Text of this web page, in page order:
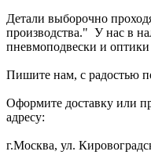
Детали выборочно
производства." У нас в
пневмоподвески и
Пишите нам, с радостью
Оформите доставку или
адресу:
г.Москва, ул.